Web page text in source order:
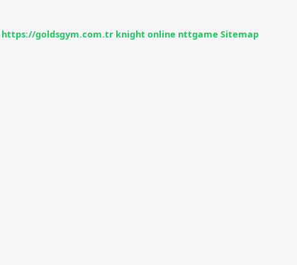
https://goldsgym.com.tr knight online nttgame Sitemap